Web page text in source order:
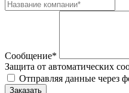
Сообщение*
Защита от автоматических
Отправляя данные через